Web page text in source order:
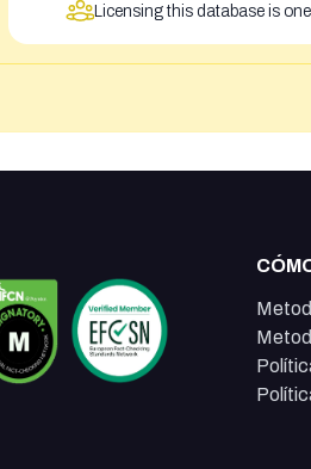
Licensing this database is